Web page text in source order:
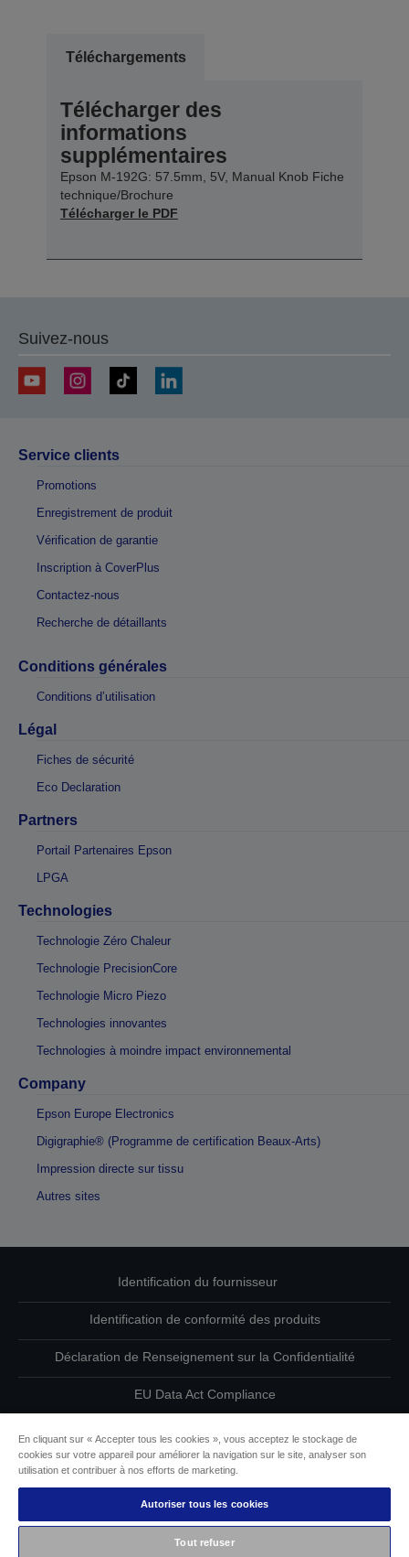
Téléchargements
Télécharger des
informations
supplémentaires
Epson M-192G: 57.5mm, 5V, Manual Knob Fiche
technique/Brochure
Télécharger le PDF
Suivez-nous
Service clients
Promotions
Enregistrement de produit
Vérification de garantie
Inscription à CoverPlus
Contactez-nous
Recherche de détaillants
Conditions générales
Conditions d’utilisation
Légal
Fiches de sécurité
Eco Declaration
Partners
Portail Partenaires Epson
LPGA
Technologies
Technologie Zéro Chaleur
Technologie PrecisionCore
Technologie Micro Piezo
Technologies innovantes
Technologies à moindre impact environnemental
Company
Epson Europe Electronics
Digigraphie® (Programme de certification Beaux-Arts)
Impression directe sur tissu
Autres sites
Identification du fournisseur
Identification de conformité des produits
Déclaration de Renseignement sur la Confidentialité
EU Data Act Compliance
Informations sur les cookies
L’engagement d’Epson pour l’accessibilité
En cliquant sur « Accepter tous les cookies », vous acceptez le stockage de
cookies sur votre appareil pour améliorer la navigation sur le site, analyser son
utilisation et contribuer à nos efforts de marketing.
Autoriser tous les cookies
Tout refuser